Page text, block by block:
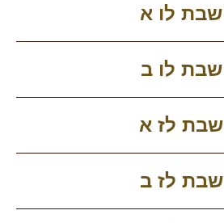
שבת לו א
שבת לו ב
שבת לז א
שבת לז ב